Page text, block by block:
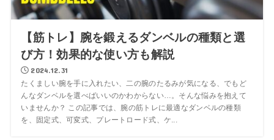
【筋トレ】腕を鍛えるダンベルの種類と選
び方！効果的な使い方も解説
2024.12.31
たくましい腕を手に入れたい、二の腕のたるみが気になる、でもど
んなダンベルを選べばいいのかわからない…。そんな悩みを抱えて
いませんか？ この記事では、腕の筋トレに最適なダンベルの種類
を、固定式、可変式、プレートロード式、ケ...